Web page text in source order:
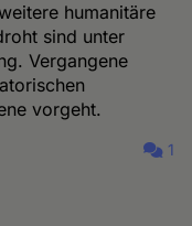
humanitäre
sind unter
Vergangene
vorgeht.
1